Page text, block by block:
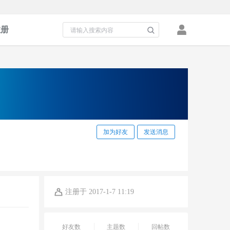
加为好友 发送消息
注册于 2017-1-7 11:19
好友数 主题数 回帖数